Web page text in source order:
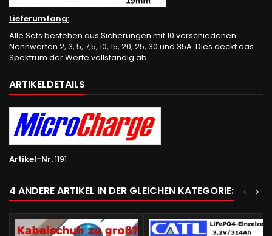
Lieferumfang:
Alle Sets bestehen aus Sicherungen mit 10 verschiedenen
Nennwerten 2, 3, 5, 7,5, 10, 15, 20, 25, 30 und 35A. Dies deckt das
Spektrum der Werte vollständig ab.
ARTIKELDETAILS
Artikel-Nr.1191
4 ANDERE ARTIKEL IN DER GLEICHEN KATEGORIE: >
<